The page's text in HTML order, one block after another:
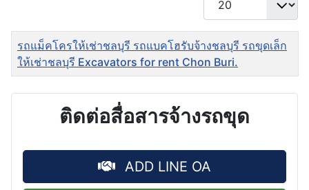
ชื่อ
รถแม็คโครให้เช่าชลบุรี รถแบคโฮรับจ้างชลบุรี รถขุดเล็ก
ให้เช่าชลบุรี Excavators for rent Chon Buri.
ติดต่อสื่อสารจ้างรถขุด
ADD LINE OA